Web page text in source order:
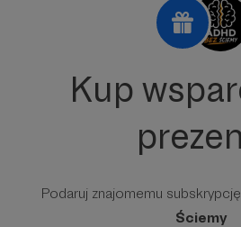
Kup
Podaruj znajomemu
Ściemy